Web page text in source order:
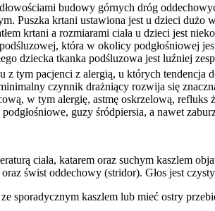
budowy górnych dróg
Puszka krtani ustawiona jest u dzieci
krtani a rozmiarami ciała u dzieci jest
która w okolicy podgłośniowej
dziecka tkanka podśluzowa jest luźniej
z tym pacjenci z alergią, u których tendencja
czynnik drażniący rozwija się
w tym alergię, astmę oskrzelową,
guzy śródpiersia, a nawet
ciała, katarem oraz suchym kaszlem
świst oddechowy (stridor). Głos jest
sporadycznym kaszlem lub mieć ostry